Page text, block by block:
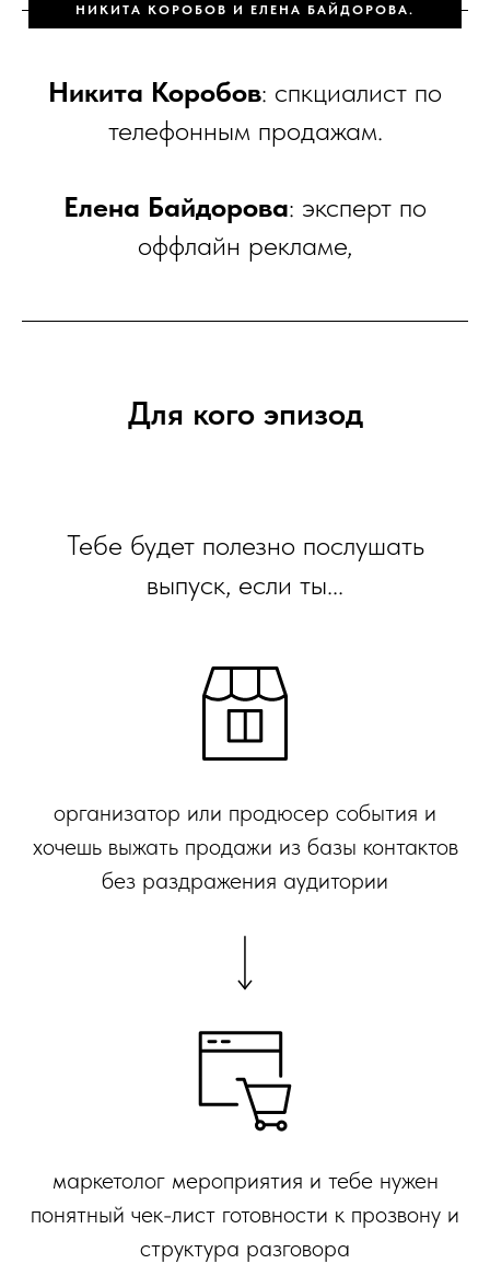
НИКИТА КОРОБОВ И ЕЛЕНА БАЙДОРОВА.
Никита Коробов: спкциалист по
телефонным продажам.
Елена Байдорова: эксперт по
оффлайн рекламе,
Для кого эпизод
Тебе будет полезно послушать
выпуск, если ты...
организатор или продюсер события и
хочешь выжать продажи из базы контактов
без раздражения аудитории
маркетолог мероприятия и тебе нужен
понятный чек-лист готовности к прозвону и
структура разговора